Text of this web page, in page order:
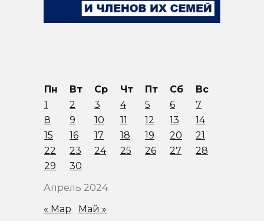
Апрель 2024
Пн Вт Ср Чт Пт Сб
Вс
1
2 3 4 5 6
7
8
9 10 11 12 13
14
15
16 17 18 19 20
21
22
23 24 25 26 27
28
29
30
« Мар Май »